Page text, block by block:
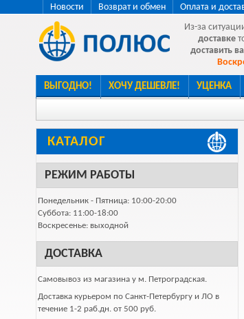
Новости Возврат и обмен Оплата и
Из-за
доставке
доставить
ВЫГОДНО! ХОЧУ ДЕШЕВЛЕ! УЦЕНКА
КАТАЛОГ
РЕЖИМ РАБОТЫ
Понедельник - Пятница: 10:00-20:00
Суббота: 11:00-18:00
Воскресенье: выходной
ДОСТАВКА
Самовывоз из магазина у м. Петроградская.
Доставка курьером по Санкт-Петербургу и ЛО в
течение 1-2 раб.дн. от 500 руб.